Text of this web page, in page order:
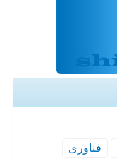
فناوری